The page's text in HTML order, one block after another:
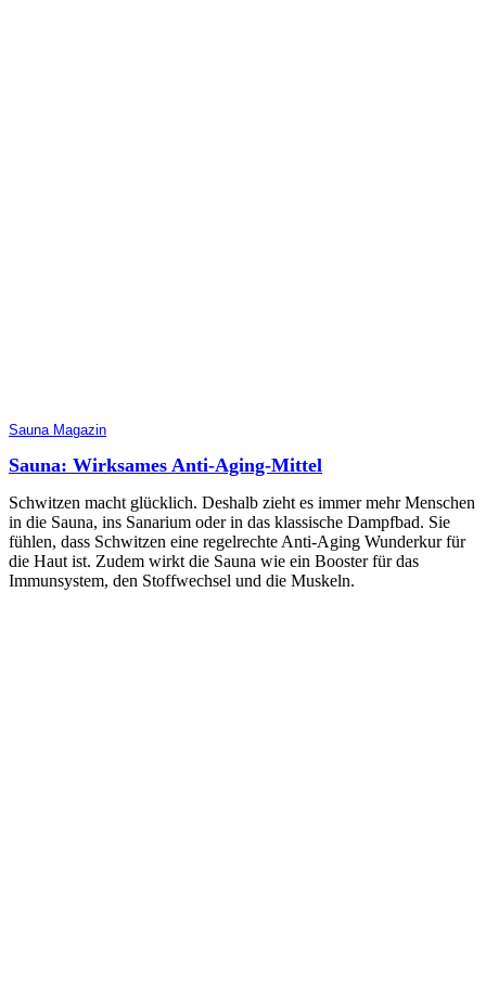
Sauna Magazin
Sauna: Wirksames Anti-Aging-Mittel
Schwitzen macht glücklich. Deshalb zieht es immer mehr Menschen
in die Sauna, ins Sanarium oder in das klassische Dampfbad. Sie
fühlen, dass Schwitzen eine regelrechte Anti-Aging Wunderkur für
die Haut ist. Zudem wirkt die Sauna wie ein Booster für das
Immunsystem, den Stoffwechsel und die Muskeln.